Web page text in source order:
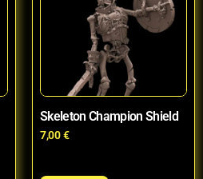
Skeleton Champion Shield
7,00€